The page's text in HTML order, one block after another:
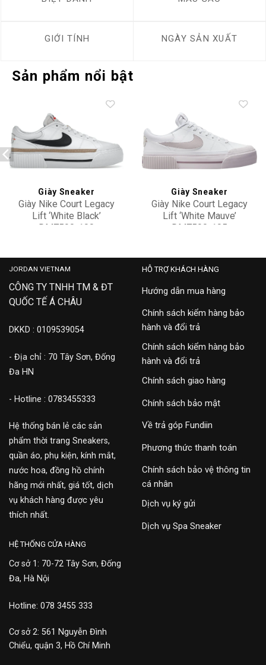
GIỚI TÍNH NGÀY SẢN XUẤT
Sản phẩm nổi bật
Add to
wishlist
Giày Sneaker
Giày Nike Court Legacy
Lift ‘White Black’
DM7590-100
Add to
wishlist
Giày Sneaker
Giày Nike Court Legacy
Lift ‘White Mauve’
DM7590-105
JORDAN VIETNAM
CÔNG TY TNHH TM & ĐT
QUỐC TẾ Á CHÂU
DKKD : 0109539054
- Địa chỉ : 70 Tây Sơn, Đống
Đa HN
- Hotline : 0783455333
Hệ thống bán lẻ các sản
phẩm thời trang Sneakers,
quần áo, phụ kiện, kính mắt,
nước hoa, đồng hồ chính
hãng mới nhất, giá tốt, dịch
vụ khách hàng được yêu
thích nhất.
HỖ TRỢ KHÁCH HÀNG
Hướng dẫn mua hàng
Chính sách kiểm hàng bảo
hành và đổi trả
Chính sách kiểm hàng bảo
hành và đổi trả
Chính sách giao hàng
Chính sách bảo mật
Về trả góp Fundiin
Phương thức thanh toán
Chính sách bảo vệ thông tin
cá nhân
Dịch vụ ký gửi
Dịch vụ Spa Sneaker
HỆ THỐNG CỬA HÀNG
Cơ sở 1: 70-72 Tây Sơn, Đống
Đa, Hà Nội
Hotline: 078 3455 333
Cơ sở 2: 561 Nguyễn Đình
Chiểu, quận 3, Hồ Chí Minh